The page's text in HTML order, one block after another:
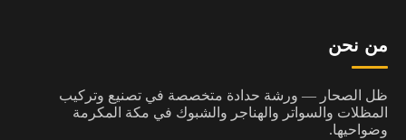
من نحن
ظل الصحار — ورشة حدادة متخصصة في تصنيع وتركيب
المظلات والسواتر والهناجر والشبوك في مكة المكرمة
وضواحيها.